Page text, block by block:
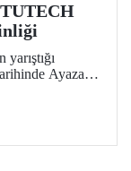
Ayazağa